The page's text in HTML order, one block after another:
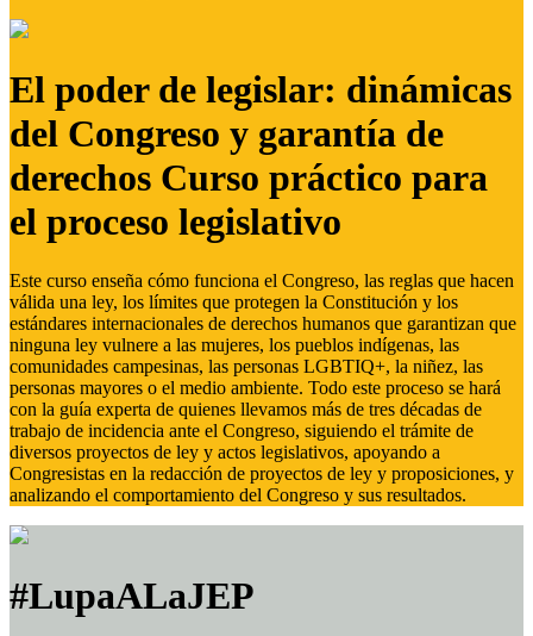
El poder de legislar: dinámicas
del Congreso y garantía de
derechos Curso práctico para
el proceso legislativo
Este curso enseña cómo funciona el Congreso, las reglas que hacen
válida una ley, los límites que protegen la Constitución y los
estándares internacionales de derechos humanos que garantizan que
ninguna ley vulnere a las mujeres, los pueblos indígenas, las
comunidades campesinas, las personas LGBTIQ+, la niñez, las
personas mayores o el medio ambiente. Todo este proceso se hará
con la guía experta de quienes llevamos más de tres décadas de
trabajo de incidencia ante el Congreso, siguiendo el trámite de
diversos proyectos de ley y actos legislativos, apoyando a
Congresistas en la redacción de proyectos de ley y proposiciones, y
analizando el comportamiento del Congreso y sus resultados.
#LupaALaJEP